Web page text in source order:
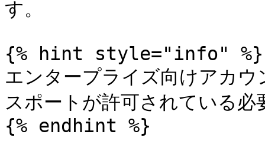
す。
{% hint style="info" %}
エンタープライズ向けアカ
スポートが許可されている必
{% endhint %}